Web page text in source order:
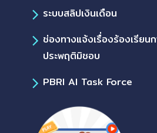
ระบบสลิปเงินเดือน
ช่องทางแจ้งเรื่องร้องเรียน
ประพฤติมิชอบ
PBRI AI Task Force